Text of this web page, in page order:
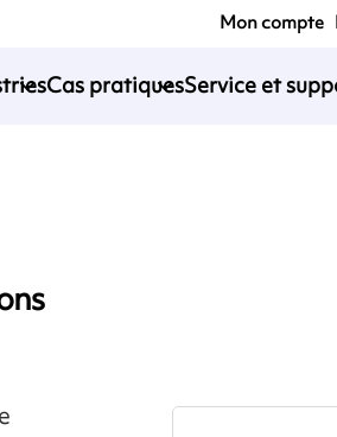
Mon compte
Cas pratiquesService et